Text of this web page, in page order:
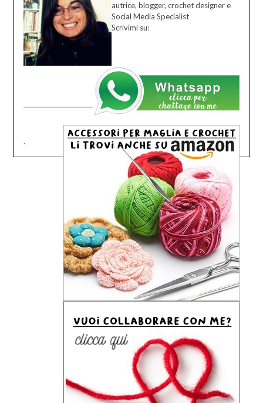
autrice, blogger, crochet designer e
Social Media Specialist
Scrivimi su:
.